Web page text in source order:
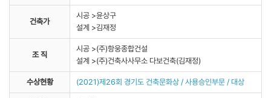
건축가
시공 >윤상구
설계 >김재정
조 직
시공 >(주)항웅종합건설
설계 >(주)건축사사무소 다보건축(김재정)
수상현황 (2021)제26회 경기도 건축문화상 / 사용승인부문 / 대상